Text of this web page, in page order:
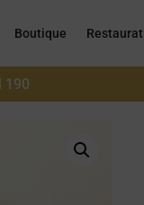
Boutique
190